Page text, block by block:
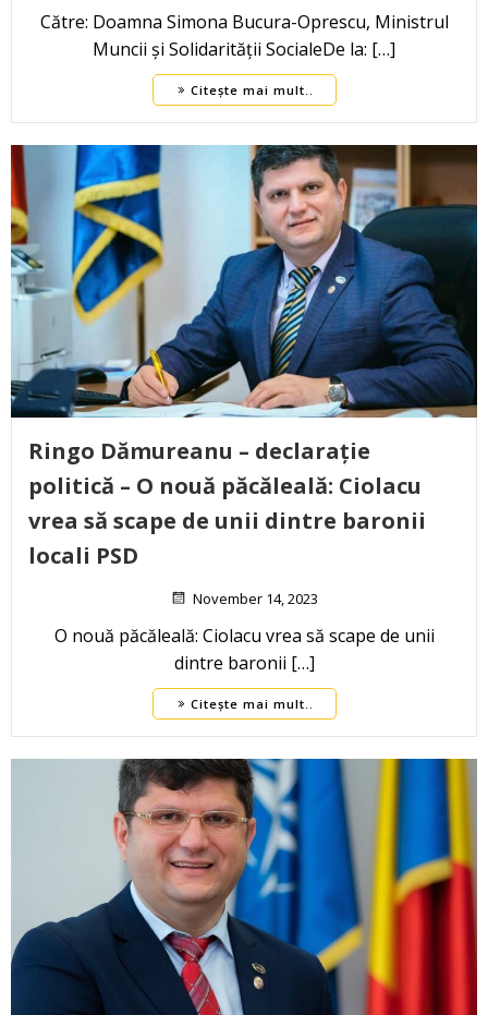
Către: Doamna Simona Bucura-Oprescu, Ministrul
Muncii și Solidarității SocialeDe la: […]
Citește mai mult..
Ringo Dămureanu – declarație
politică – O nouă păcăleală: Ciolacu
vrea să scape de unii dintre baronii
locali PSD
November 14, 2023
O nouă păcăleală: Ciolacu vrea să scape de unii
dintre baronii […]
Citește mai mult..